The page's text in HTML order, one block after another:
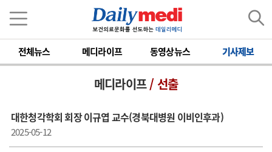
전체뉴스 메디라이프 동영상뉴스 기사제보
메디라이프/ 선출
대한청각학회 회장 이규엽 교수(경북대병원 이비인후과)
2025-05-12